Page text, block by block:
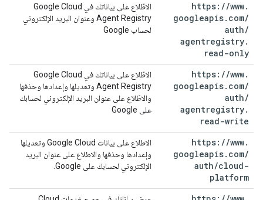
https: //www.
googleapis. com/
auth/
agentregistry.
read-only
الاطّلاع على بياناتك في Google Cloud
Agent Registry وعنوان البريد الإلكتروني
لحساب Google
https: //www.
googleapis. com/
auth/
agentregistry.
read-write
الاطّلاع على بياناتك في Google Cloud
Agent Registry وتعديلها وإعدادها وحذفها
والاطّلاع على عنوان البريد الإلكتروني لحسابك
على Google
https: //www.
googleapis. com/
auth/cloud-
platform
الاطلاع على بيانات Google Cloud وتعديلها
وإعدادها وحذفها والاطلاع على عنوان البريد
الإلكتروني لحسابك على Google.